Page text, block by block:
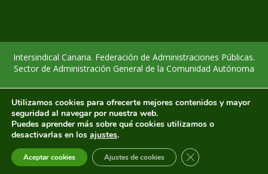
Intersindical Canaria. Federación de Administraciones Públicas.
Sector de Administración General de la Comunidad Autónoma
Aviso legal-Política de privacidad-Política de cookies
Utilizamos cookies para ofrecerte mejores contenidos y mayor
seguridad al navegar por nuestra web.
Puedes aprender más sobre qué cookies utilizamos o
desactivarlas en los ajustes.
Aceptar cookies Ajustes de cookies CERRAR EL